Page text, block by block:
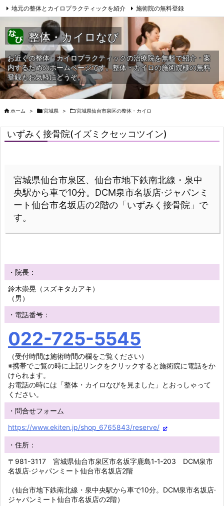
地元の整体とカイロプラクティックを紹介 施術院の無料登録
サイトマップ 当HPへの問合せ
整体・カイロなび
お近くの整体・カイロプラクティックの治療院を無料で紹介・案
内するためのホームページです。整体・カイロの施術院様の無料
登録もお気軽にどうぞ。
 ホーム > 宮城県 > 宮城県仙台市泉区の整体・カイロ
いずみく接骨院(イズミクセッコツイン)
宮城県仙台市泉区、仙台市地下鉄南北線・泉中
央駅から車で10分。DCM泉市名坂店·ジャパンミ
ート仙台市名坂店の2階の「いずみく接骨院」で
す。
・院長：
鈴木崇晃（スズキタカアキ）
（男）
・電話番号：
022-725-5545
（受付時間は施術時間の欄をご覧ください）
※携帯でご覧の時に上記リンクをクリックすると施術院に電話をか
けられます。
お電話の時には「整体・カイロなびを見ました」とおっしゃって
ください。
・問合せフォーム
https://www.ekiten.jp/shop_6765843/reserve/
・住所：
〒981-3117 宮城県仙台市泉区市名坂字鹿島1‐1‐203 DCM泉市
名坂店·ジャパンミート仙台市名坂店2階
（仙台市地下鉄南北線・泉中央駅から車で10分。DCM泉市名坂店·
ジャパンミート仙台市名坂店の2階）